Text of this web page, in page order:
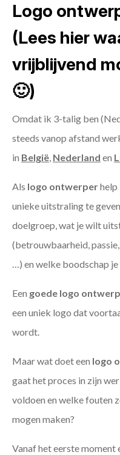
Logo
(Lees hier
vrijblijvend
🙂)
Omdat ik 3-talig ben
steeds vanop afstand
in België, Nederland en
Als logo ontwerperhelp
unieke uitstraling te
doelgroep, wat je wilt
(betrouwbaarheid,
…) en welke boodschap
Een goede logo
een uniek logo dat
wordt.
Maar wat doet een logo
gaat het proces in zijn
voldoen en welke fouten
mogen maken?
Vanaf het eerste moment